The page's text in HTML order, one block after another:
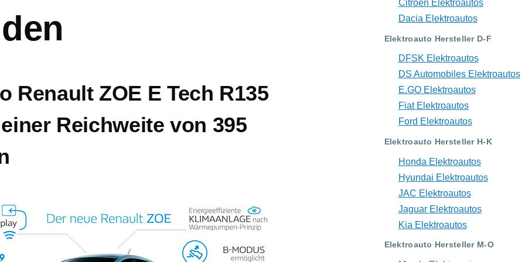
Renault ZOE E Tech R135
Reichweite von 395
Citroën Elektroautos
Dacia Elektroautos
Elektroauto Hersteller D-F
DFSK Elektroautos
DS Automobiles Elektroautos
E.GO Elektroautos
Fiat Elektroautos
Ford Elektroautos
Elektroauto Hersteller H-K
Honda Elektroautos
Hyundai Elektroautos
JAC Elektroautos
Jaguar Elektroautos
Kia Elektroautos
Elektroauto Hersteller M-O